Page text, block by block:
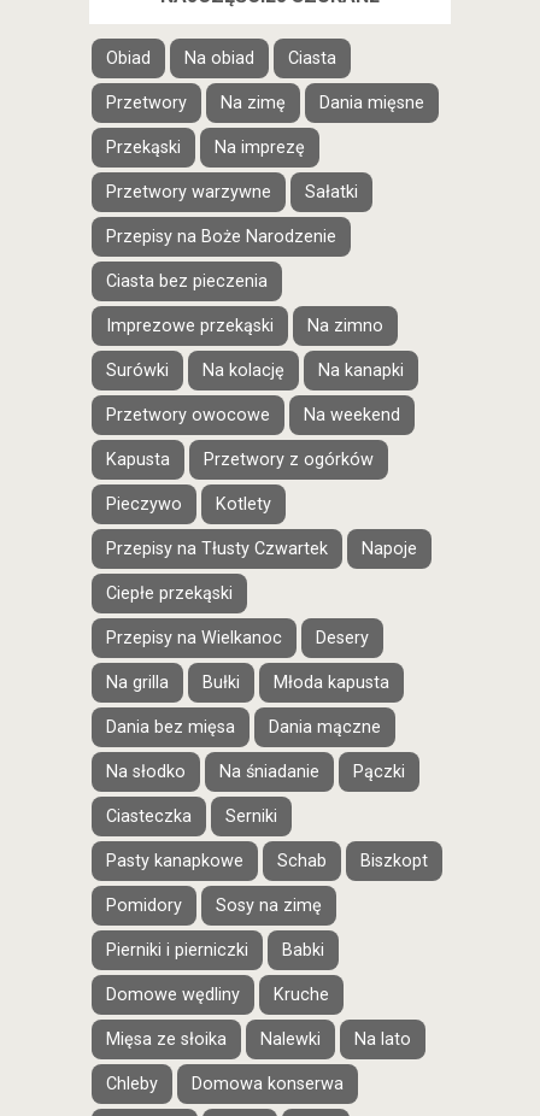
Obiad Na obiad Ciasta
Przetwory Na zimę Dania mięsne
Przekąski Na imprezę
Przetwory warzywne Sałatki
Przepisy na Boże Narodzenie
Ciasta bez pieczenia
Imprezowe przekąski Na zimno
Surówki Na kolację Na kanapki
Przetwory owocowe Na weekend
Kapusta Przetwory z ogórków
Pieczywo Kotlety
Przepisy na Tłusty Czwartek Napoje
Ciepłe przekąski
Przepisy na Wielkanoc Desery
Na grilla Bułki Młoda kapusta
Dania bez mięsa Dania mączne
Na słodko Na śniadanie Pączki
Ciasteczka Serniki
Pasty kanapkowe Schab Biszkopt
Pomidory Sosy na zimę
Pierniki i pierniczki Babki
Domowe wędliny Kruche
Mięsa ze słoika Nalewki Na lato
Chleby Domowa konserwa